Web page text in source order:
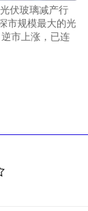
伏玻璃减产行
市规模最大的光
市上涨，已连